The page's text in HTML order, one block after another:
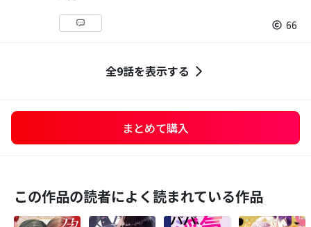
66
全9話を表示する
まとめて購入
この作品の読者によく読まれている作品